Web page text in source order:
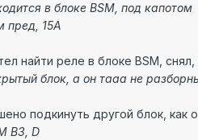
в блоке BSM, под капотом
пред, 15А
найти реле в блоке BSM, снял,
блок, а он тааа не
подкинуть другой блок, как
B3, D